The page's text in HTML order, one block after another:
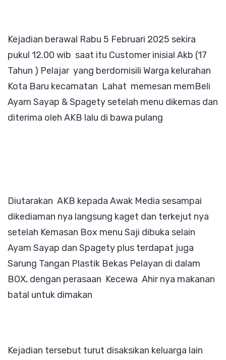
Kejadian berawal Rabu 5 Februari 2025 sekira
pukul 12.00 wib saat itu Customer inisial Akb (17
Tahun ) Pelajar yang berdomisili Warga kelurahan
Kota Baru kecamatan Lahat memesan memBeli
Ayam Sayap & Spagety setelah menu dikemas dan
diterima oleh AKB lalu di bawa pulang
Diutarakan AKB kepada Awak Media sesampai
dikediaman nya langsung kaget dan terkejut nya
setelah Kemasan Box menu Saji dibuka selain
Ayam Sayap dan Spagety plus terdapat juga
Sarung Tangan Plastik Bekas Pelayan di dalam
BOX, dengan perasaan Kecewa Ahir nya makanan
batal untuk dimakan
Kejadian tersebut turut disaksikan keluarga lain